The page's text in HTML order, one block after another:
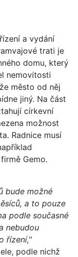
a vydání
trati je
domu, který
nemovitosti
město od něj
jiný. Na část
církevní
možnost
Radnice musí
Gemo.
bude možné
a to pouze
podle současné
nebudou
řízení,"
podle nichž